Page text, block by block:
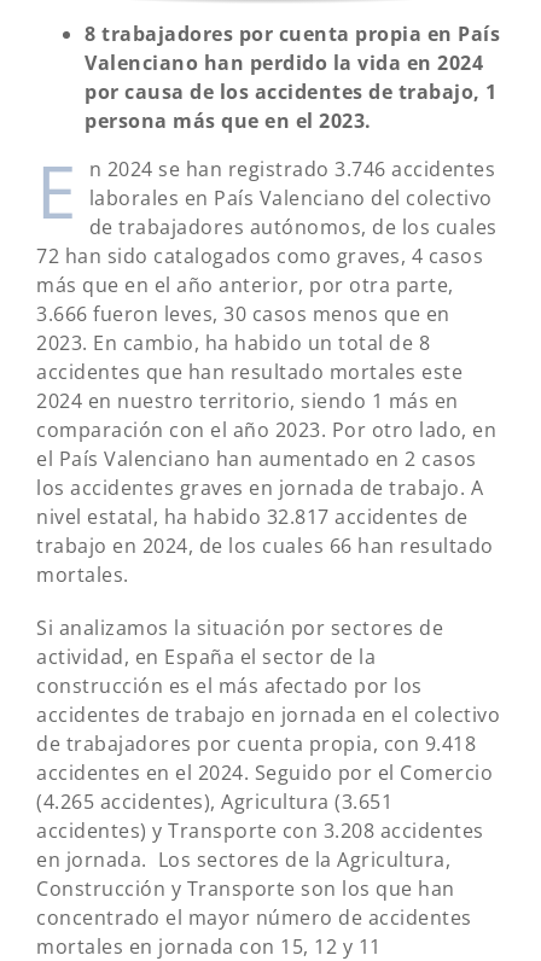
8 trabajadores por cuenta propia en País
Valenciano han perdido la vida en 2024
por causa de los accidentes de trabajo, 1
persona más que en el 2023.
E
n 2024 se han registrado 3.746 accidentes
laborales en País Valenciano del colectivo
de trabajadores autónomos, de los cuales
72 han sido catalogados como graves, 4 casos
más que en el año anterior, por otra parte,
3.666 fueron leves, 30 casos menos que en
2023. En cambio, ha habido un total de 8
accidentes que han resultado mortales este
2024 en nuestro territorio, siendo 1 más en
comparación con el año 2023. Por otro lado, en
el País Valenciano han aumentado en 2 casos
los accidentes graves en jornada de trabajo. A
nivel estatal, ha habido 32.817 accidentes de
trabajo en 2024, de los cuales 66 han resultado
mortales.
Si analizamos la situación por sectores de
actividad, en España el sector de la
construcción es el más afectado por los
accidentes de trabajo en jornada en el colectivo
de trabajadores por cuenta propia, con 9.418
accidentes en el 2024. Seguido por el Comercio
(4.265 accidentes), Agricultura (3.651
accidentes) y Transporte con 3.208 accidentes
en jornada. Los sectores de la Agricultura,
Construcción y Transporte son los que han
concentrado el mayor número de accidentes
mortales en jornada con 15, 12 y 11